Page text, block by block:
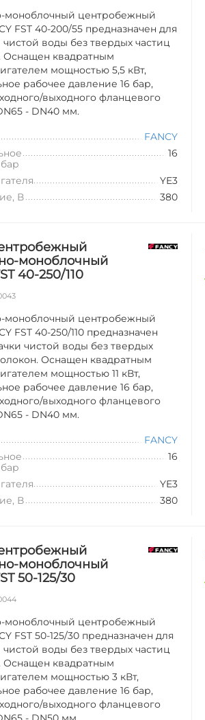
моноблочный центробежный
FST 40-200/55 предназначен для
чистой воды без твердых частиц
Оснащен квадратным
мощностью 5,5 кВт,
рабочее давление 16 бар,
выходного фланцевого
- DN40 мм.
FANCY
16
YE3
В
380
моноблочный
40-250/110
моноблочный центробежный
FST 40-250/110 предназначен
чистой воды без твердых
Оснащен квадратным
мощностью 11 кВт,
рабочее давление 16 бар,
выходного фланцевого
- DN40 мм.
FANCY
16
YE3
В
380
моноблочный
50-125/30
моноблочный центробежный
FST 50-125/30 предназначен для
чистой воды без твердых частиц
Оснащен квадратным
мощностью 3 кВт,
рабочее давление 16 бар,
выходного фланцевого